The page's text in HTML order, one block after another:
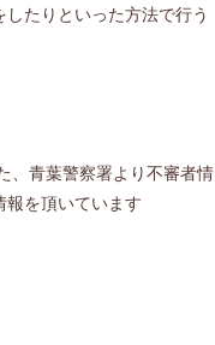
たりといった方法で行う
、青葉警察署より不審者情
を頂いています